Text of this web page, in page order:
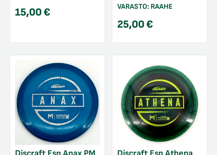
15,00€ VARASTO: RAAHE
25,00€